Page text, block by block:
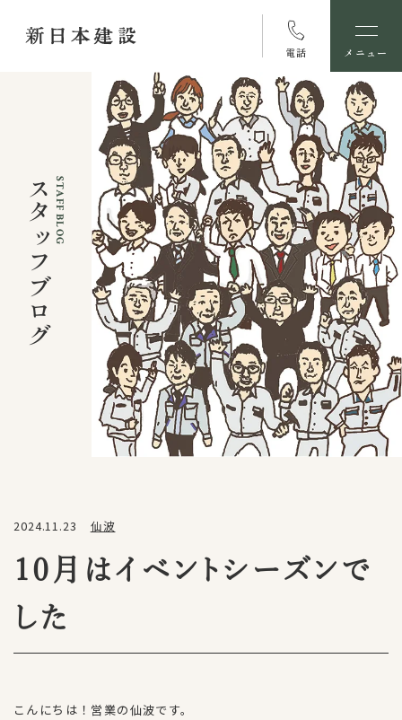
電話 メニュー
スタッフブログ
2024.11.23 仙波
10月はイベントシーズンで
した
こんにちは！営業の仙波です。